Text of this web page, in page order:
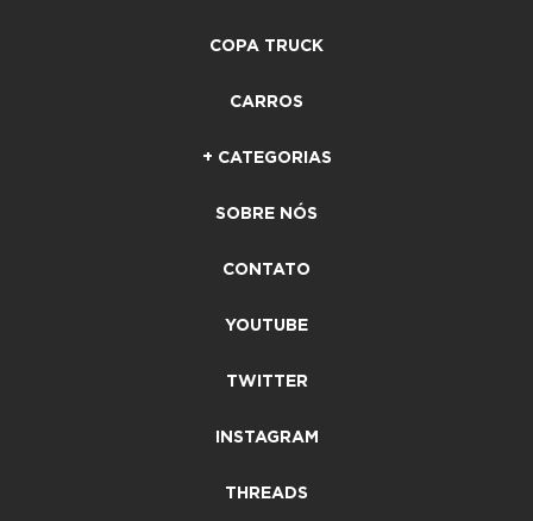
COPA TRUCK
CARROS
+ CATEGORIAS
SOBRE NÓS
CONTATO
YOUTUBE
TWITTER
INSTAGRAM
THREADS